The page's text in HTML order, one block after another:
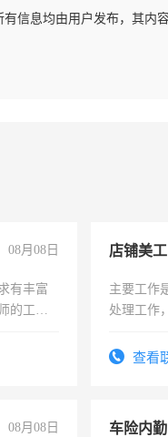
信息均由用户发布，其内
08月08日
有丰富
的工
店铺美工
主要工作
处理工作
查看
08月08日 车险内